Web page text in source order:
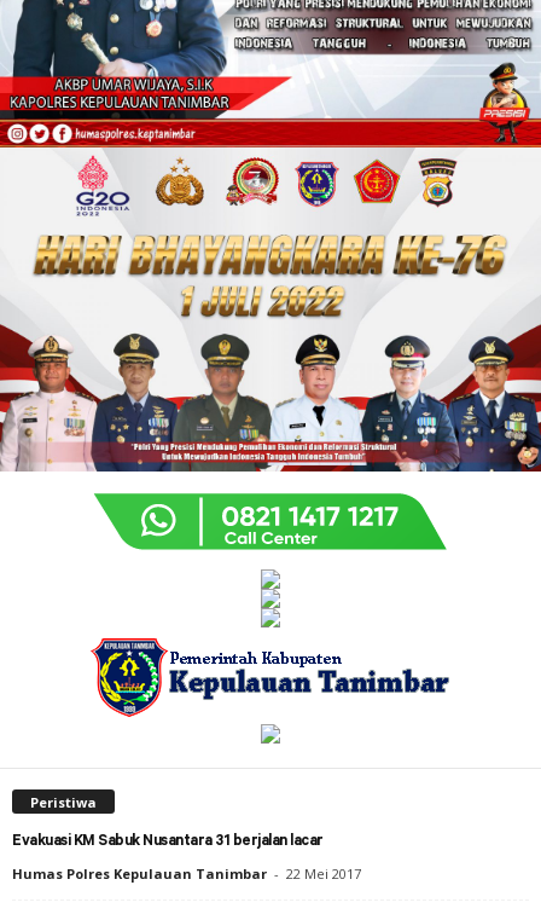
Peristiwa
Evakuasi KM Sabuk Nusantara 31 berjalan lacar
Humas Polres Kepulauan Tanimbar - 22 Mei 2017